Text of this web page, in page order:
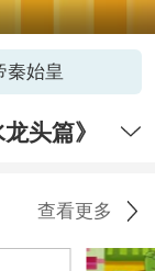
秦始皇
头篇》
查看更多